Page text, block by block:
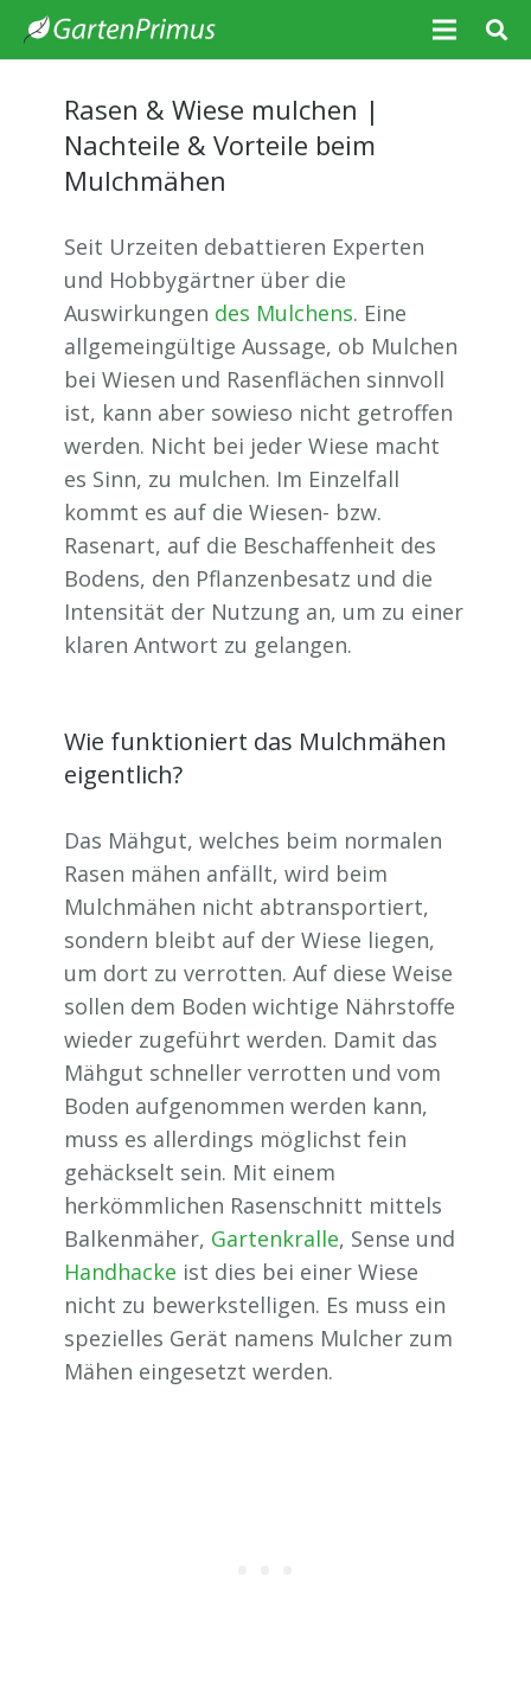
Rasen & Wiese mulchen |
Nachteile & Vorteile beim
Mulchmähen
Seit Urzeiten debattieren Experten
und Hobbygärtner über die
Auswirkungen des Mulchens. Eine
allgemeingültige Aussage, ob Mulchen
bei Wiesen und Rasenflächen sinnvoll
ist, kann aber sowieso nicht getroffen
werden. Nicht bei jeder Wiese macht
es Sinn, zu mulchen. Im Einzelfall
kommt es auf die Wiesen- bzw.
Rasenart, auf die Beschaffenheit des
Bodens, den Pflanzenbesatz und die
Intensität der Nutzung an, um zu einer
klaren Antwort zu gelangen.
Wie funktioniert das Mulchmähen
eigentlich?
Das Mähgut, welches beim normalen
Rasen mähen anfällt, wird beim
Mulchmähen nicht abtransportiert,
sondern bleibt auf der Wiese liegen,
um dort zu verrotten. Auf diese Weise
sollen dem Boden wichtige Nährstoffe
wieder zugeführt werden. Damit das
Mähgut schneller verrotten und vom
Boden aufgenommen werden kann,
muss es allerdings möglichst fein
gehäckselt sein. Mit einem
herkömmlichen Rasenschnitt mittels
Balkenmäher, Gartenkralle, Sense und
Handhacke ist dies bei einer Wiese
nicht zu bewerkstelligen. Es muss ein
spezielles Gerät namens Mulcher zum
Mähen eingesetzt werden.